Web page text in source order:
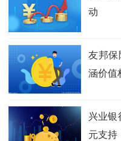
动
友邦保
涵价值
兴业银
元支持